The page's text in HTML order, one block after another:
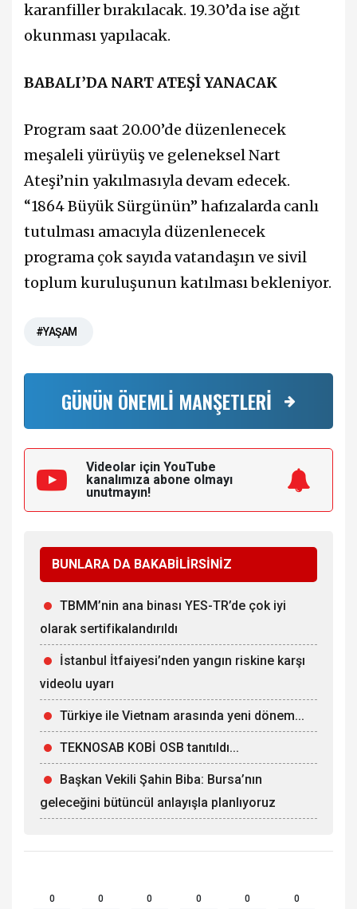
karanfiller bırakılacak. 19.30’da ise ağıt
okunması yapılacak.
BABALI’DA NART ATEŞİ YANACAK
Program saat 20.00’de düzenlenecek
meşaleli yürüyüş ve geleneksel Nart
Ateşi’nin yakılmasıyla devam edecek.
“1864 Büyük Sürgünün” hafızalarda canlı
tutulması amacıyla düzenlenecek
programa çok sayıda vatandaşın ve sivil
toplum kuruluşunun katılması bekleniyor.
#YAŞAM
GÜNÜN ÖNEMLİ MANŞETLERİ
Videolar için YouTube
kanalımıza abone olmayı
unutmayın!
BUNLARA DA BAKABİLİRSİNİZ
TBMM’nin ana binası YES-TR’de çok iyi
olarak sertifikalandırıldı
İstanbul İtfaiyesi’nden yangın riskine karşı
videolu uyarı
Türkiye ile Vietnam arasında yeni dönem...
TEKNOSAB KOBİ OSB tanıtıldı...
Başkan Vekili Şahin Biba: Bursa’nın
geleceğini bütüncül anlayışla planlıyoruz
0 0 0 0 0 0